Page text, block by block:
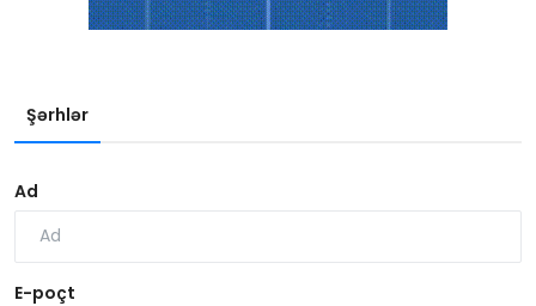
Şərhlər
Ad
E-poçt